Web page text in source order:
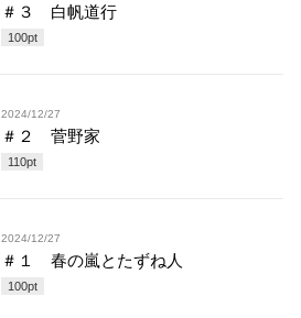
＃３ 白帆道行
100pt
2024/12/27
＃２ 菅野家
110pt
2024/12/27
＃１ 春の嵐とたずね人
100pt